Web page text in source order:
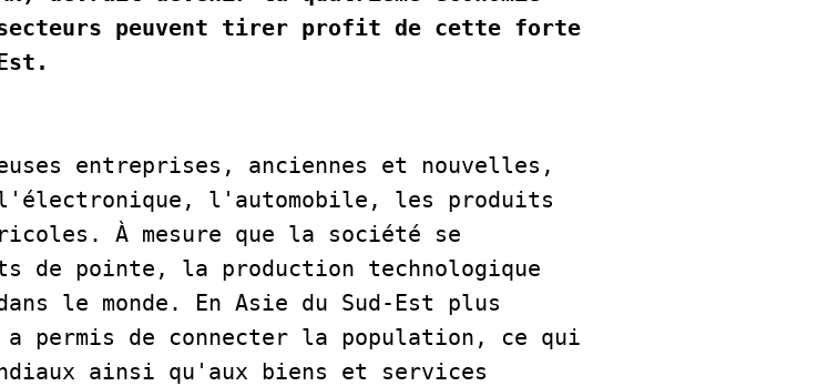
secteurs peuvent tirer profit de cette forte
Est.
entreprises, anciennes et nouvelles,
l'électronique, l'automobile, les produits
À mesure que la société se
de pointe, la production technologique
le monde. En Asie du Sud-Est plus
permis de connecter la population, ce qui
ainsi qu'aux biens et services